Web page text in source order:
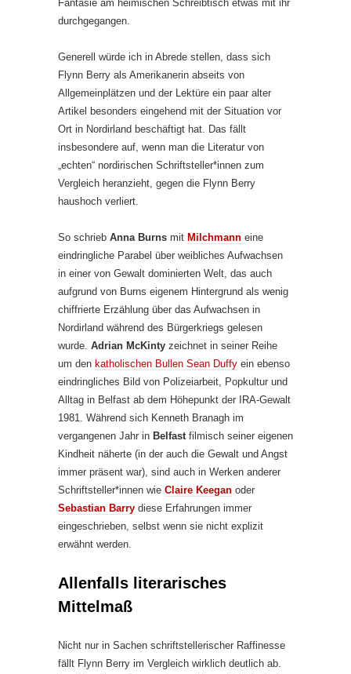
Fantasie am heimischen Schreibtisch etwas mit ihr
durchgegangen.
Generell würde ich in Abrede stellen, dass sich
Flynn Berry als Amerikanerin abseits von
Allgemeinplätzen und der Lektüre ein paar alter
Artikel besonders eingehend mit der Situation vor
Ort in Nordirland beschäftigt hat. Das fällt
insbesondere auf, wenn man die Literatur von
„echten“ nordirischen Schriftsteller*innen zum
Vergleich heranzieht, gegen die Flynn Berry
haushoch verliert.
So schrieb Anna Burns mit Milchmann eine
eindringliche Parabel über weibliches Aufwachsen
in einer von Gewalt dominierten Welt, das auch
aufgrund von Burns eigenem Hintergrund als wenig
chiffrierte Erzählung über das Aufwachsen in
Nordirland während des Bürgerkriegs gelesen
wurde. Adrian McKinty zeichnet in seiner Reihe
um den katholischen Bullen Sean Duffy ein ebenso
eindringliches Bild von Polizeiarbeit, Popkultur und
Alltag in Belfast ab dem Höhepunkt der IRA-Gewalt
1981. Während sich Kenneth Branagh im
vergangenen Jahr in Belfast filmisch seiner eigenen
Kindheit näherte (in der auch die Gewalt und Angst
immer präsent war), sind auch in Werken anderer
Schriftsteller*innen wie Claire Keegan oder
Sebastian Barry diese Erfahrungen immer
eingeschrieben, selbst wenn sie nicht explizit
erwähnt werden.
Allenfalls literarisches
Mittelmaß
Nicht nur in Sachen schriftstellerischer Raffinesse
fällt Flynn Berry im Vergleich wirklich deutlich ab.